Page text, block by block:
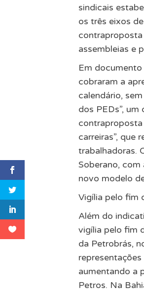
sindicais
os três eixos
contraproposta
assembleias e
Em
cobraram a
calendário,
dos PEDs”,
contraproposta
carreiras”, que
trabalhadoras.
Soberano, com
novo modelo
Vigília pelo fim
Além do
vigília pelo fim
da Petrobrás,
aumentando a
Petros. Na